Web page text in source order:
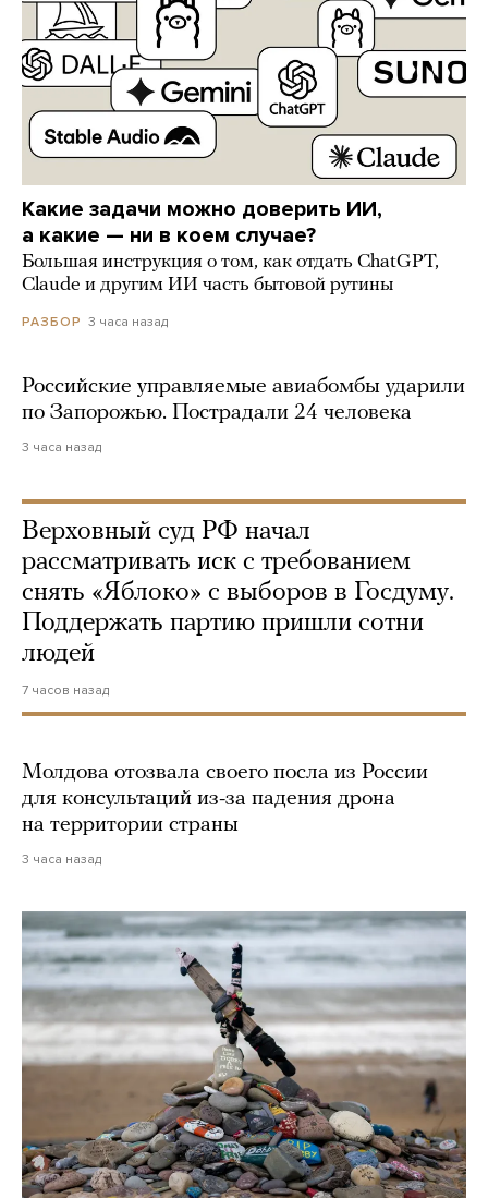
Какие задачи можно доверить ИИ,
а какие — ни в коем случае?
Большая инструкция о том, как отдать ChatGPT,
Claude и другим ИИ часть бытовой рутины
РАЗБОР 3 часа назад
Российские управляемые авиабомбы ударили
по Запорожью. Пострадали 24 человека
3 часа назад
Верховный суд РФ начал
рассматривать иск с требованием
снять «Яблоко» с выборов в Госдуму.
Поддержать партию пришли сотни
людей
7 часов назад
Молдова отозвала своего посла из России
для консультаций из-за падения дрона
на территории страны
3 часа назад